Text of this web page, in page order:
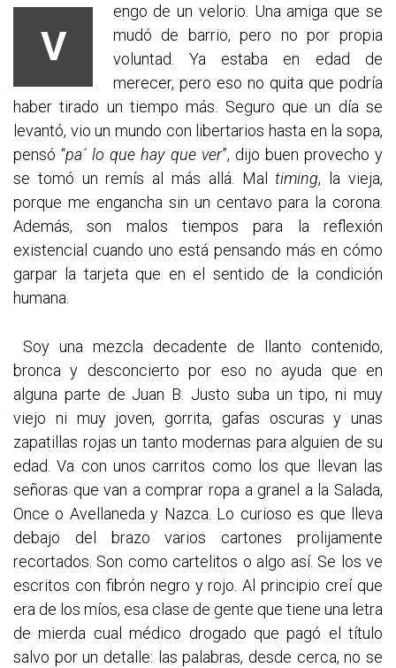
V
engo de un velorio. Una amiga que se
mudó de barrio, pero no por propia
voluntad. Ya estaba en edad de
merecer, pero eso no quita que podría
haber tirado un tiempo más. Seguro que un día se
levantó, vio un mundo con libertarios hasta en la sopa,
pensó “pa´ lo que hay que ver”, dijo buen provecho y
se tomó un remís al más allá. Maltiming, la vieja,
porque me engancha sin un centavo para la corona.
Además, son malos tiempos para la reflexión
existencial cuando uno está pensando más en cómo
garpar la tarjeta que en el sentido de la condición
humana.
Soy una mezcla decadente de llanto contenido,
bronca y desconcierto por eso no ayuda que en
alguna parte de Juan B. Justo suba un tipo, ni muy
viejo ni muy joven, gorrita, gafas oscuras y unas
zapatillas rojas un tanto modernas para alguien de su
edad. Va con unos carritos como los que llevan las
señoras que van a comprar ropa a granel a la Salada,
Once o Avellaneda y Nazca. Lo curioso es que lleva
debajo del brazo varios cartones prolijamente
recortados. Son como cartelitos o algo así. Se los ve
escritos con fibrón negro y rojo. Al principio creí que
era de los míos, esa clase de gente que tiene una letra
de mierda cual médico drogado que pagó el título
salvo por un detalle: las palabras, desde cerca, no se